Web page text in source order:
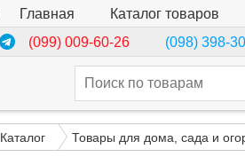
Главная Каталог товаров
(099) 009-60-26 (098) 398-
Каталог Товары для дома, сада и